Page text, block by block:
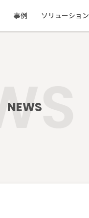
事例 ソリューション
NEWS